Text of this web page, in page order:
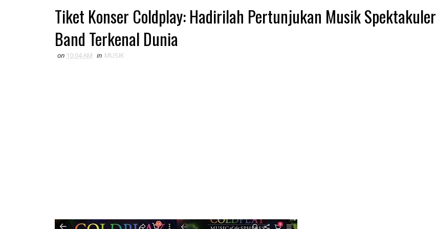
Tiket Konser Coldplay: Hadirilah Pertunjukan Musik Spektakuler
Band Terkenal Dunia
on 10:04 AM in MUSIK